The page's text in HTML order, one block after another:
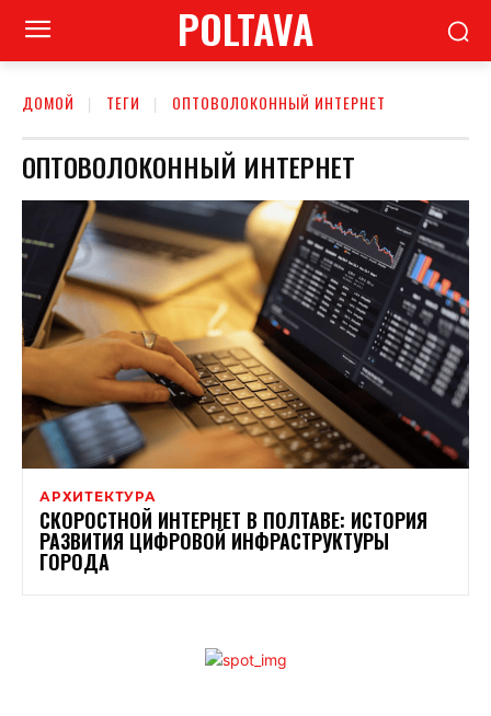
POLTAVA
ДОМОЙ ТЕГИ ОПТОВОЛОКОННЫЙ ИНТЕРНЕТ
ОПТОВОЛОКОННЫЙ ИНТЕРНЕТ
АРХИТЕКТУРА
СКОРОСТНОЙ ИНТЕРНЕТ В ПОЛТАВЕ: ИСТОРИЯ
РАЗВИТИЯ ЦИФРОВОЙ ИНФРАСТРУКТУРЫ
ГОРОДА